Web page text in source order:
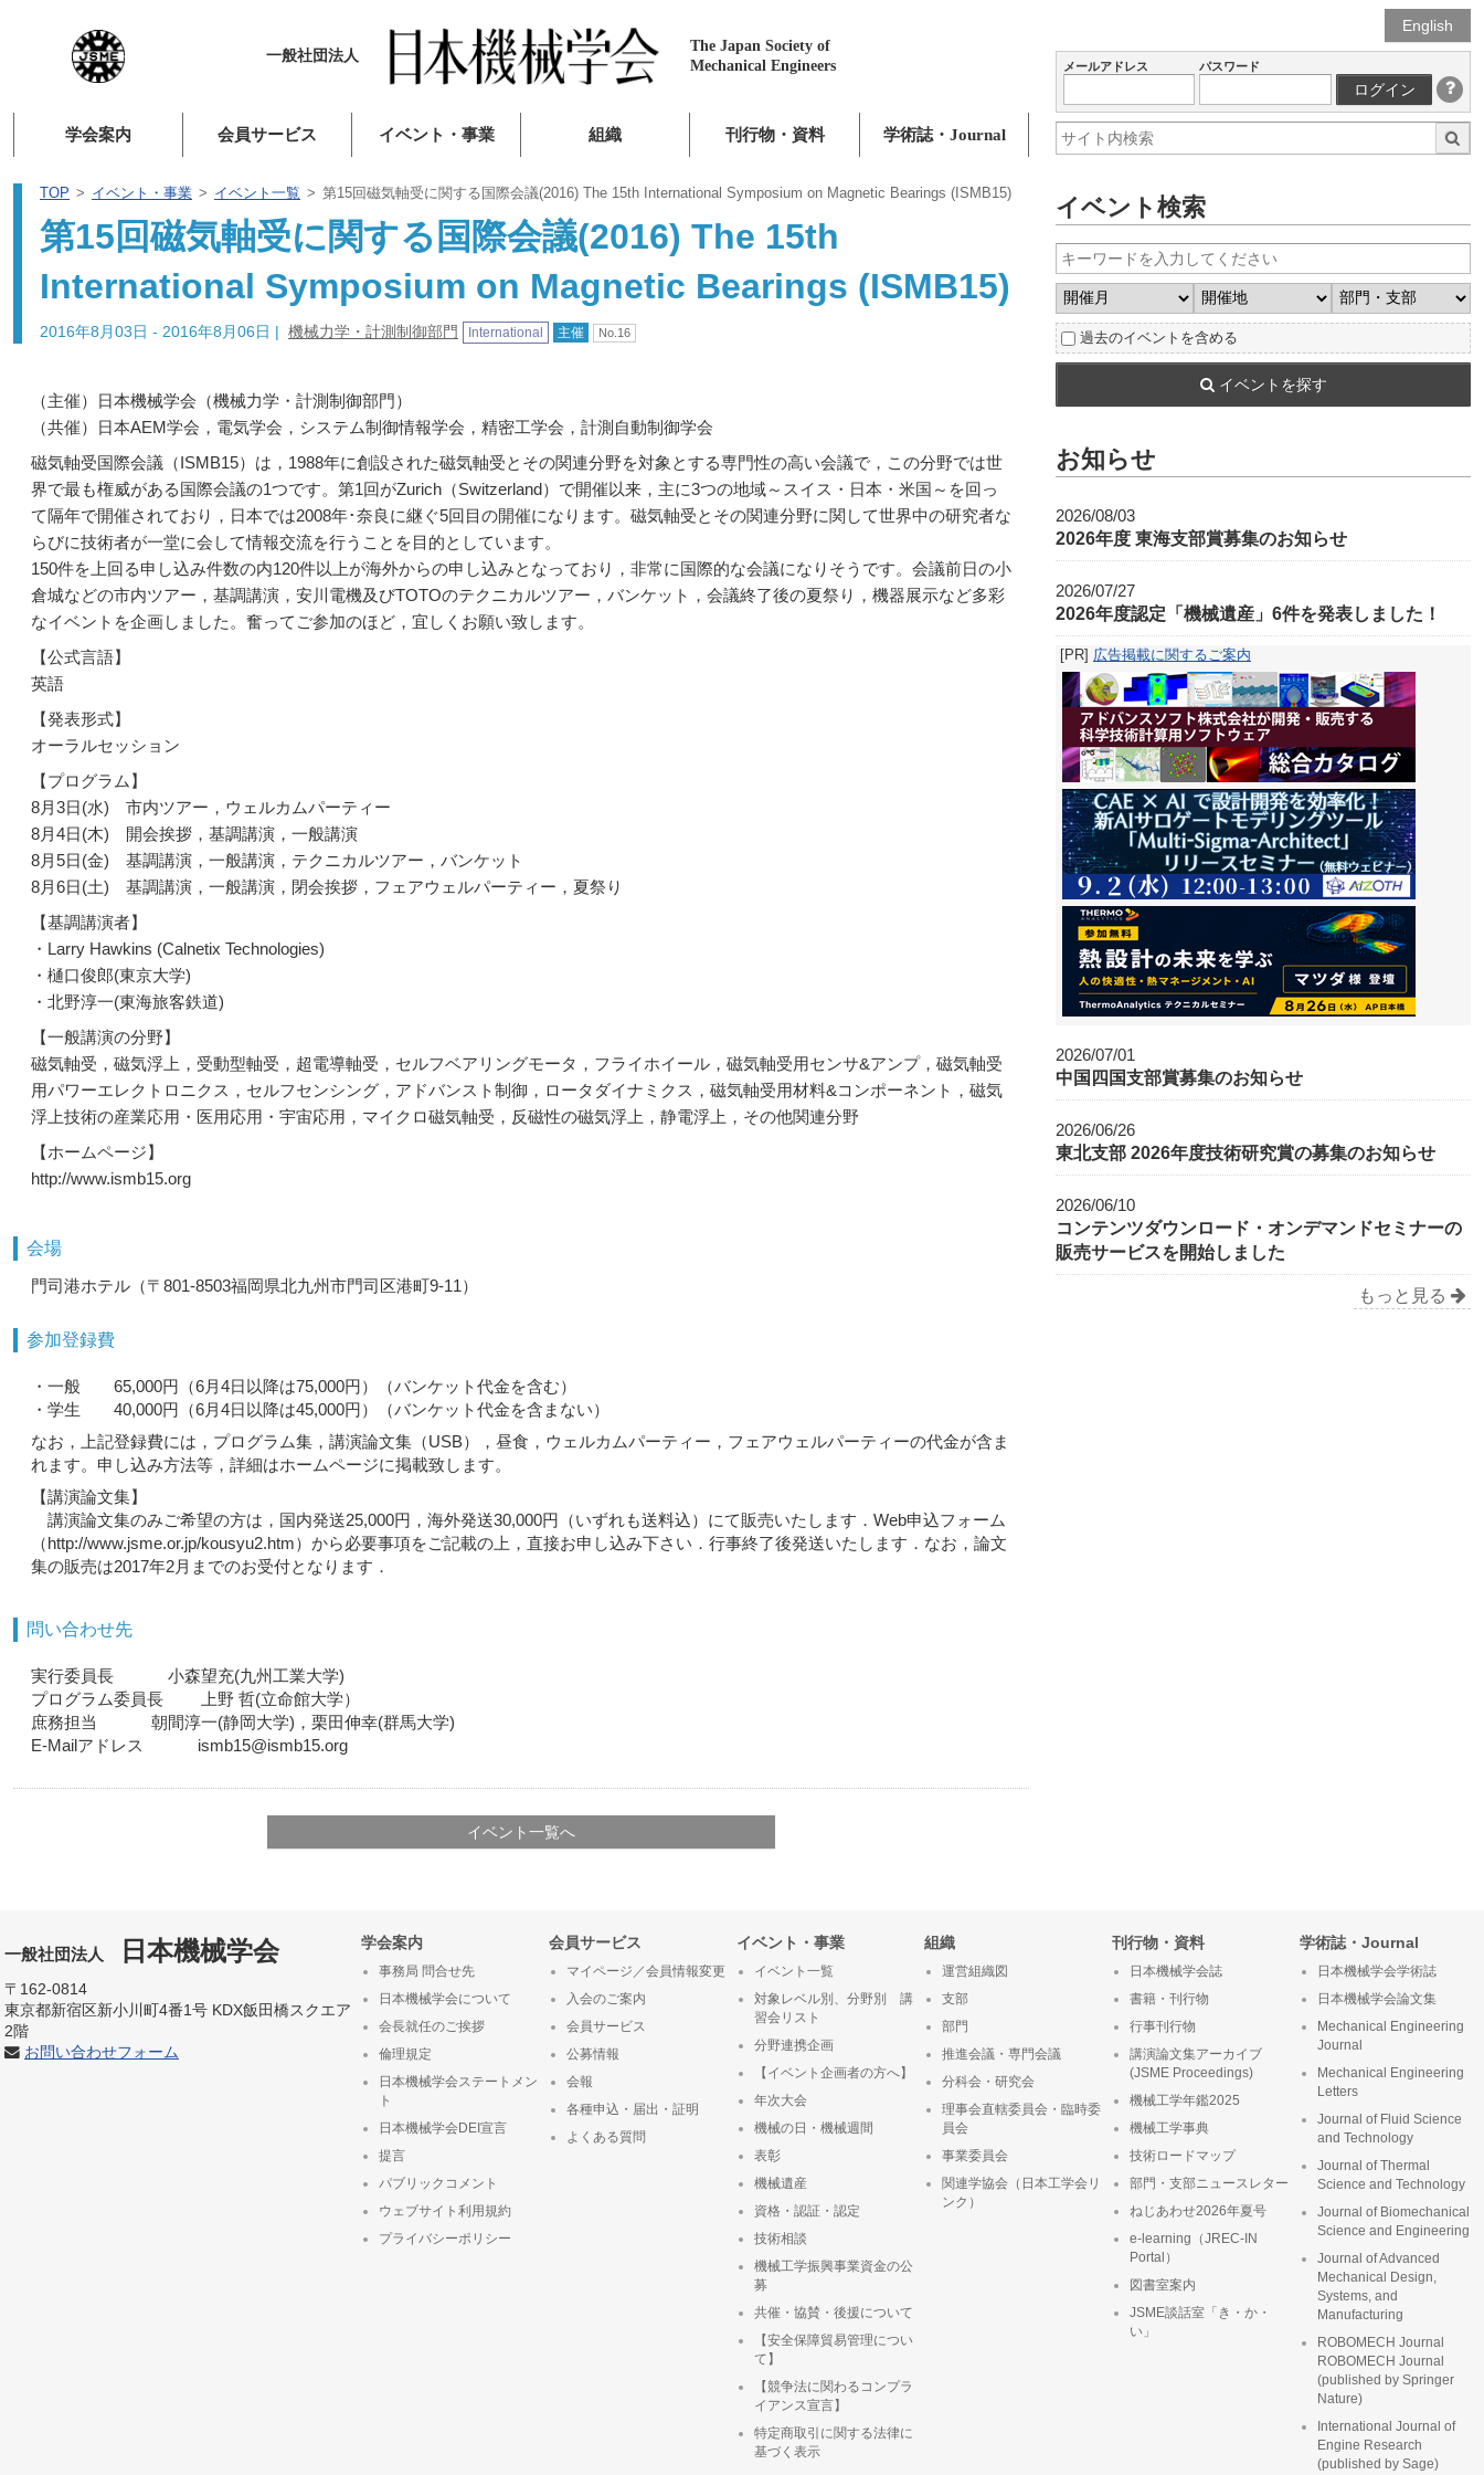
一般社団法人
The Japan Society of
Mechanical Engineers
学会案内 会員サービス イベント・事業 組織 刊行物・資料 学術誌・Journal
TOP イベント・事業 イベント一覧 第15回磁気軸受に関する国際会議(2016) The 15th International Symposium on Magnetic Bearings (ISMB15)
第15回磁気軸受に関する国際会議(2016) The 15th
International Symposium on Magnetic Bearings (ISMB15)
2016年8月03日 - 2016年8月06日 | 機械力学・計測制御部門 International 主催 No.16
（主催）日本機械学会（機械力学・計測制御部門）
（共催）日本AEM学会，電気学会，システム制御情報学会，精密工学会，計測自動制御学会
磁気軸受国際会議（ISMB15）は，1988年に創設された磁気軸受とその関連分野を対象とする専門性の高い会議で，この分野では世
界で最も権威がある国際会議の1つです。第1回がZurich（Switzerland）で開催以来，主に3つの地域～スイス・日本・米国～を回っ
て隔年で開催されており，日本では2008年･奈良に継ぐ5回目の開催になります。磁気軸受とその関連分野に関して世界中の研究者な
らびに技術者が一堂に会して情報交流を行うことを目的としています。
150件を上回る申し込み件数の内120件以上が海外からの申し込みとなっており，非常に国際的な会議になりそうです。会議前日の小
倉城などの市内ツアー，基調講演，安川電機及びTOTOのテクニカルツアー，バンケット，会議終了後の夏祭り，機器展示など多彩
なイベントを企画しました。奮ってご参加のほど，宜しくお願い致します。
【公式言語】
英語
【発表形式】
オーラルセッション
【プログラム】
8月3日(水) 市内ツアー，ウェルカムパーティー
8月4日(木) 開会挨拶，基調講演，一般講演
8月5日(金) 基調講演，一般講演，テクニカルツアー，バンケット
8月6日(土) 基調講演，一般講演，閉会挨拶，フェアウェルパーティー，夏祭り
【基調講演者】
・Larry Hawkins (Calnetix Technologies)
・樋口俊郎(東京大学)
・北野淳一(東海旅客鉄道)
【一般講演の分野】
磁気軸受，磁気浮上，受動型軸受，超電導軸受，セルフベアリングモータ，フライホイール，磁気軸受用センサ&アンプ，磁気軸受
用パワーエレクトロニクス，セルフセンシング，アドバンスト制御，ロータダイナミクス，磁気軸受用材料&コンポーネント，磁気
浮上技術の産業応用・医用応用・宇宙応用，マイクロ磁気軸受，反磁性の磁気浮上，静電浮上，その他関連分野
【ホームページ】
http://www.ismb15.org
会場
門司港ホテル（〒801-8503福岡県北九州市門司区港町9-11）
参加登録費
・一般 65,000円（6月4日以降は75,000円）（バンケット代金を含む）
・学生 40,000円（6月4日以降は45,000円）（バンケット代金を含まない）
なお，上記登録費には，プログラム集，講演論文集（USB），昼食，ウェルカムパーティー，フェアウェルパーティーの代金が含ま
れます。申し込み方法等，詳細はホームページに掲載致します。
【講演論文集】
講演論文集のみご希望の方は，国内発送25,000円，海外発送30,000円（いずれも送料込）にて販売いたします．Web申込フォーム
（http://www.jsme.or.jp/kousyu2.htm）から必要事項をご記載の上，直接お申し込み下さい．行事終了後発送いたします．なお，論文
集の販売は2017年2月までのお受付となります．
問い合わせ先
実行委員長 小森望充(九州工業大学)
プログラム委員長 上野 哲(立命館大学）
庶務担当 朝間淳一(静岡大学)，栗田伸幸(群馬大学)
E-Mailアドレス ismb15@ismb15.org
イベント一覧へ
English
メールアドレス パスワード
ログイン
イベント検索
過去のイベントを含める
イベントを探す
お知らせ
2026/08/03
2026年度 東海支部賞募集のお知らせ
2026/07/27
2026年度認定「機械遺産」6件を発表しました！
[PR] 広告掲載に関するご案内
2026/07/01
中国四国支部賞募集のお知らせ
2026/06/26
東北支部 2026年度技術研究賞の募集のお知らせ
2026/06/10
コンテンツダウンロード・オンデマンドセミナーの
販売サービスを開始しました
もっと見る
一般社団法人 日本機械学会
〒162-0814
東京都新宿区新小川町4番1号 KDX飯田橋スクエア
2階
お問い合わせフォーム
学会案内
事務局 問合せ先
日本機械学会について
会長就任のご挨拶
倫理規定
日本機械学会ステートメン
ト
日本機械学会DEI宣言
提言
パブリックコメント
ウェブサイト利用規約
プライバシーポリシー
会員サービス
マイページ／会員情報変更
入会のご案内
会員サービス
公募情報
会報
各種申込・届出・証明
よくある質問
イベント・事業
イベント一覧
対象レベル別、分野別 講
習会リスト
分野連携企画
【イベント企画者の方へ】
年次大会
機械の日・機械週間
表彰
機械遺産
資格・認証・認定
技術相談
機械工学振興事業資金の公
募
共催・協賛・後援について
【安全保障貿易管理につい
て】
【競争法に関わるコンプラ
イアンス宣言】
特定商取引に関する法律に
基づく表示
組織
運営組織図
支部
部門
推進会議・専門会議
分科会・研究会
理事会直轄委員会・臨時委
員会
事業委員会
関連学協会（日本工学会リ
ンク）
刊行物・資料
日本機械学会誌
書籍・刊行物
行事刊行物
講演論文集アーカイブ
(JSME Proceedings)
機械工学年鑑2025
機械工学事典
技術ロードマップ
部門・支部ニュースレター
ねじあわせ2026年夏号
e-learning（JREC-IN
Portal）
図書室案内
JSME談話室「き・か・
い」
学術誌・Journal
日本機械学会学術誌
日本機械学会論文集
Mechanical Engineering
Journal
Mechanical Engineering
Letters
Journal of Fluid Science
and Technology
Journal of Thermal
Science and Technology
Journal of Biomechanical
Science and Engineering
Journal of Advanced
Mechanical Design,
Systems, and
Manufacturing
ROBOMECH Journal
ROBOMECH Journal
(published by Springer
Nature)
International Journal of
Engine Research
(published by Sage)